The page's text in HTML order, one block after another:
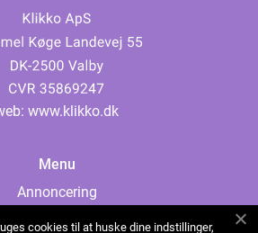
www.klikko.dk
Menu
Annoncering
cookies til at huske dine indstillinger,